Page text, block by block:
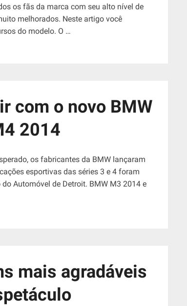
os fãs da marca com seu alto nível de
melhorados. Neste artigo você
do modelo. O …
com o novo BMW
2014
os fabricantes da BMW lançaram
esportivas das séries 3 e 4 foram
Automóvel de Detroit. BMW M3 2014 e
mais agradáveis